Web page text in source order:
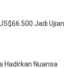
Jadi Ujian
Hadirkan Nuansa